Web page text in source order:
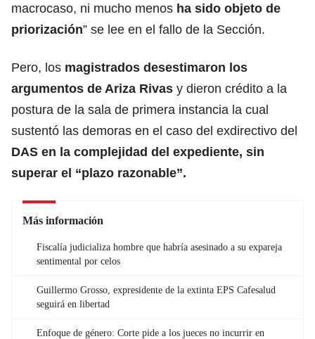
macrocaso, ni mucho menos ha sido objeto de
priorización” se lee en el fallo de la Sección.
Pero, los magistrados desestimaron los
argumentos de Ariza Rivas y dieron crédito a la
postura de la sala de primera instancia la cual
sustentó las demoras en el caso del exdirectivo del
DAS en la complejidad del expediente, sin
superar el “plazo razonable”.
Más información
Fiscalía judicializa hombre que habría asesinado a su expareja
sentimental por celos
Guillermo Grosso, expresidente de la extinta EPS Cafesalud
seguirá en libertad
Enfoque de género: Corte pide a los jueces no incurrir en